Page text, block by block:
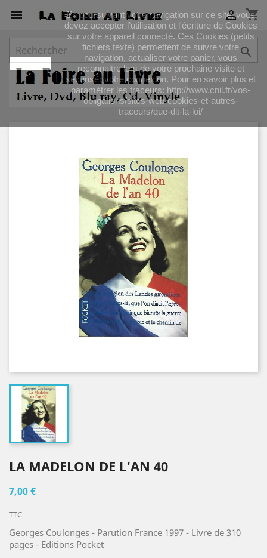
J'accepte
En poursuivant votre navigation sur ce site, vous
devez accepter l’utilisation et l'écriture de Cookies
sur votre appareil connecté. Ces Cookies (petits
fichiers texte) permettent de suivre votre
navigation, actualiser votre panier, vous
reconnaitre lors de votre prochaine visite et
sécuriser votre connexion. Pour en savoir plus et
paramétrer les traceurs: http://www.cnil.fr/vos-
obligations/sites-web-cookies-et-autres-
traceurs/que-dit-la-loi/
 shopping_cart


LA MADELON DE L'AN 40
7,00 €
TTC
Georges Coulonges - Parution France 1997 - Livre de 310
pages - Editions Pocket